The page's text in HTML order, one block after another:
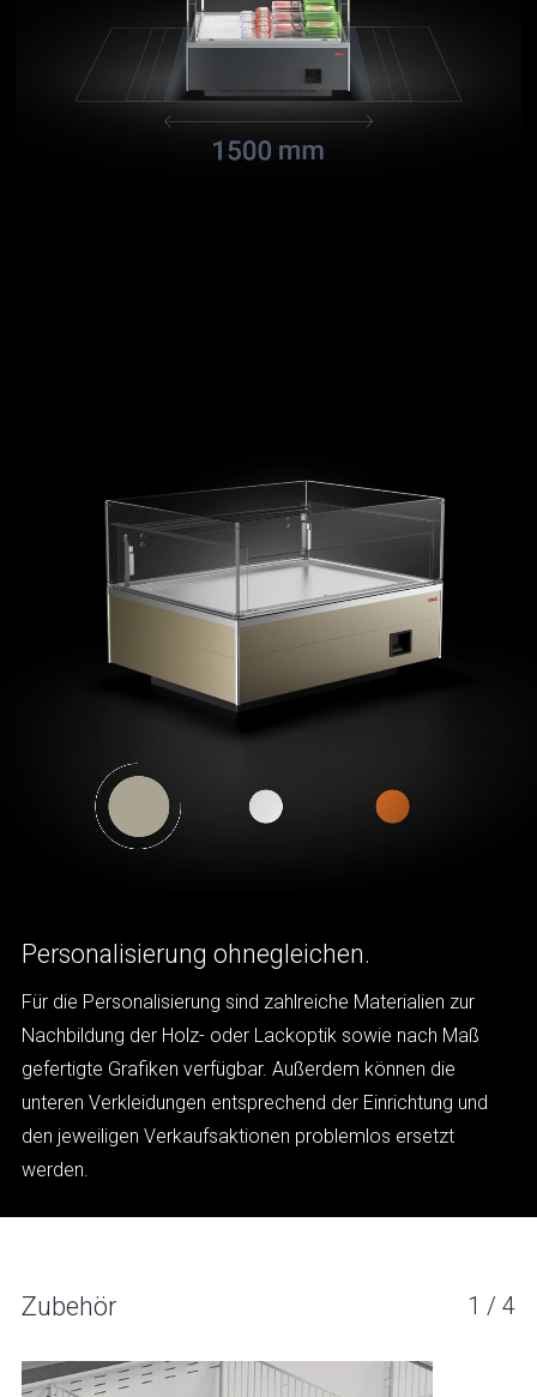
Personalisierung ohnegleichen.
Für die Personalisierung sind zahlreiche Materialien zur
Nachbildung der Holz- oder Lackoptik sowie nach Maß
gefertigte Grafiken verfügbar. Außerdem können die
unteren Verkleidungen entsprechend der Einrichtung und
den jeweiligen Verkaufsaktionen problemlos ersetzt
werden.
Zubehör 1 / 4